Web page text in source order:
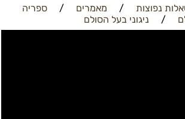
נפוצות / מאמרים /
ספריה
/ ניגוני בעל הסולם